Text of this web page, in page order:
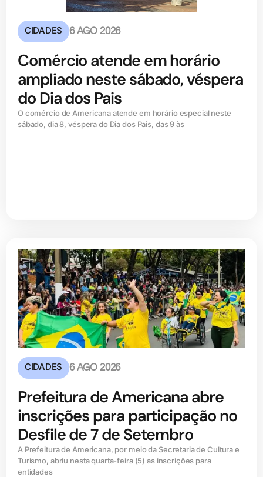
CIDADES 6 AGO 2026
Comércio atende em horário
ampliado neste sábado, véspera
do Dia dos Pais
O comércio de Americana atende em horário especial neste
sábado, dia 8, véspera do Dia dos Pais, das 9 às
CIDADES 6 AGO 2026
Prefeitura de Americana abre
inscrições para participação no
Desfile de 7 de Setembro
A Prefeitura de Americana, por meio da Secretaria de Cultura e
Turismo, abriu nesta quarta-feira (5) as inscrições para
entidades